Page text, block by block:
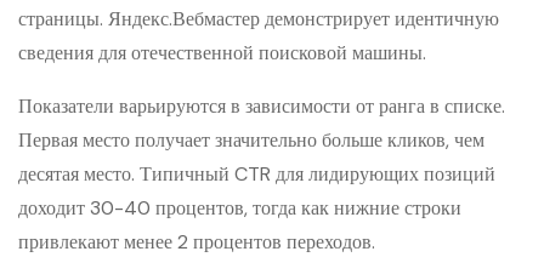
страницы. Яндекс.Вебмастер демонстрирует идентичную
сведения для отечественной поисковой машины.
Показатели варьируются в зависимости от ранга в списке.
Первая место получает значительно больше кликов, чем
десятая место. Типичный CTR для лидирующих позиций
доходит 30-40 процентов, тогда как нижние строки
привлекают менее 2 процентов переходов.